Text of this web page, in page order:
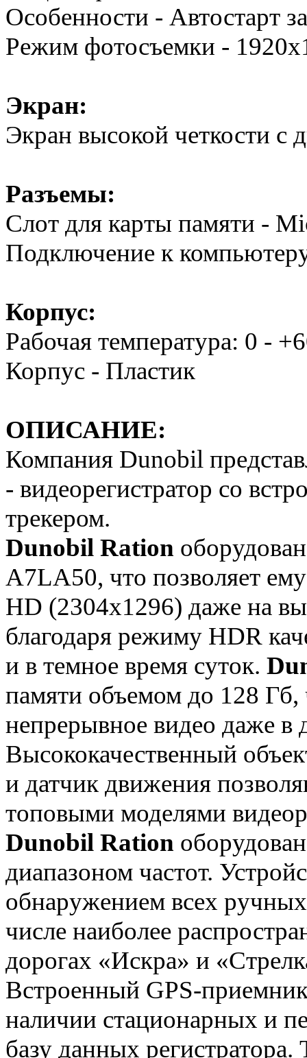
Особенности - Автостарт
Режим фотосъемки -
Экран:
Экран высокой четкости с
Разъемы:
Слот для карты памяти -
Подключение к
Корпус:
Рабочая температура: 0 -
Корпус - Пластик
ОПИСАНИЕ:
Компания Dunobil
- видеорегистратор со
трекером.
Dunobil Ration
A7LA50, что позволяет
HD (2304х1296) даже на
благодаря режиму HDR
и в темное время суток.
памяти объемом до 128 Гб,
непрерывное видео даже в
Высококачественный
и датчик движения
топовыми моделями
Dunobil Ration
диапазоном частот.
обнаружением всех
числе наиболее
дорогах «Искра» и
Встроенный GPS-
наличии стационарных и
базу данных регистратора.